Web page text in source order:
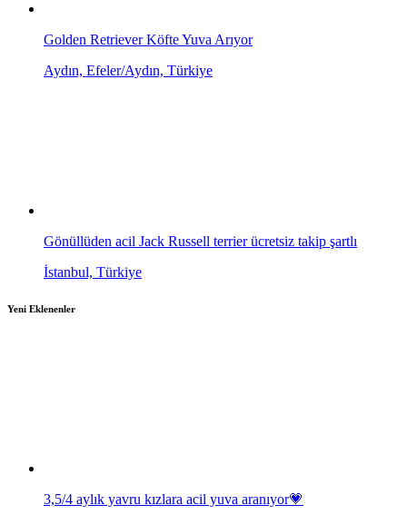
Golden Retriever Köfte Yuva Arıyor
Aydın, Efeler/Aydın, Türkiye
Gönüllüden acil Jack Russell terrier ücretsiz takip şartlı
İstanbul, Türkiye
Yeni Eklenenler
3,5/4 aylık yavru kızlara acil yuva aranıyor💗